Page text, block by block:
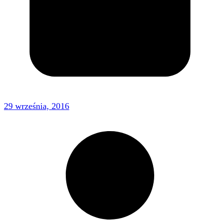
29 września, 2016